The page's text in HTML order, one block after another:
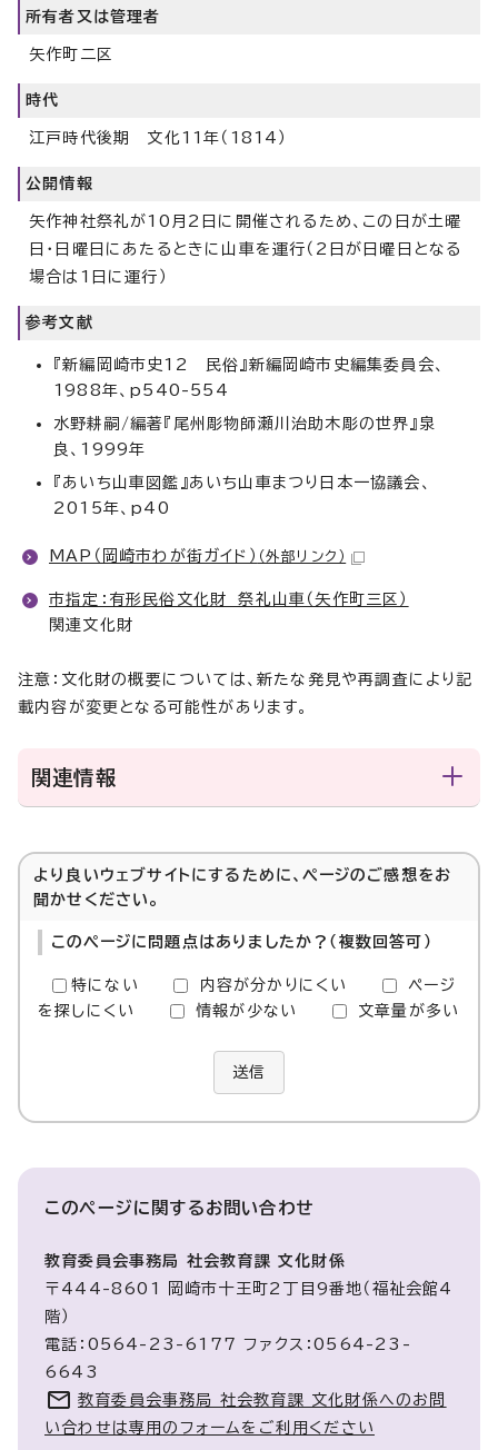
所有者又は管理者
矢作町二区
時代
江戸時代後期 文化11年（1814）
公開情報
矢作神社祭礼が10月2日に開催されるため、この日が土曜
日・日曜日にあたるときに山車を運行（2日が日曜日となる
場合は1日に運行）
参考文献
『新編岡崎市史12 民俗』新編岡崎市史編集委員会、
1988年、p540-554
水野耕嗣/編著『尾州彫物師瀬川治助木彫の世界』泉
良、1999年
『あいち山車図鑑』あいち山車まつり日本一協議会、
2015年、p40
MAP（岡崎市わが街ガイド） （外部リンク）
市指定：有形民俗文化財 祭礼山車（矢作町三区）
関連文化財
注意：文化財の概要については、新たな発見や再調査により記
載内容が変更となる可能性があります。
関連情報
より良いウェブサイトにするために、ページのご感想をお
聞かせください。
このページに問題点はありましたか？（複数回答可）
特にない 内容が分かりにくい
ページ
を探しにくい
情報が少ない 文章量が多い
送信
このページに関するお問い合わせ
教育委員会事務局 社会教育課 文化財係
〒444-8601 岡崎市十王町2丁目9番地（福祉会館4
階）
電話：0564-23-6177 ファクス：0564-23-
6643
教育委員会事務局 社会教育課 文化財係へのお問
い合わせは専用のフォームをご利用ください